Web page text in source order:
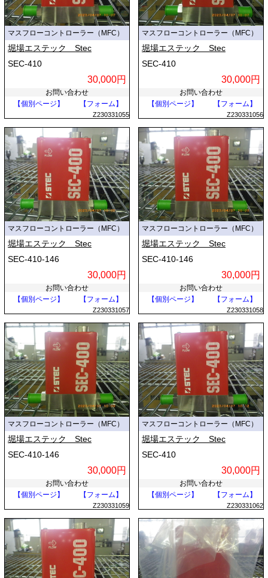
マスフローコントローラー（MFC）
堀場エステック Stec
SEC-410
30,000円
お問い合わせ
【個別ページ】
【フォーム】
Z230331055
マスフローコントローラー（MFC）
堀場エステック Stec
SEC-410
30,000円
お問い合わせ
【個別ページ】
【フォーム】
Z230331056
マスフローコントローラー（MFC）
堀場エステック Stec
SEC-410-146
30,000円
お問い合わせ
【個別ページ】
【フォーム】
Z230331057
マスフローコントローラー（MFC）
堀場エステック Stec
SEC-410-146
30,000円
お問い合わせ
【個別ページ】
【フォーム】
Z230331058
マスフローコントローラー（MFC）
堀場エステック Stec
SEC-410-146
30,000円
お問い合わせ
【個別ページ】
【フォーム】
Z230331059
マスフローコントローラー（MFC）
堀場エステック Stec
SEC-410
30,000円
お問い合わせ
【個別ページ】
【フォーム】
Z230331062